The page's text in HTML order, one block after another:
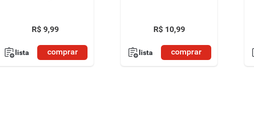
R$ 9,99
lista comprar
R$ 10,99
lista comprar